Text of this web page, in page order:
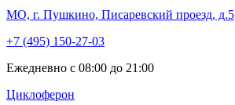
МО, г. Пушкино, Писаревский проезд, д.5
+7 (495) 150-27-03
Ежедневно с 08:00 до 21:00
Циклоферон